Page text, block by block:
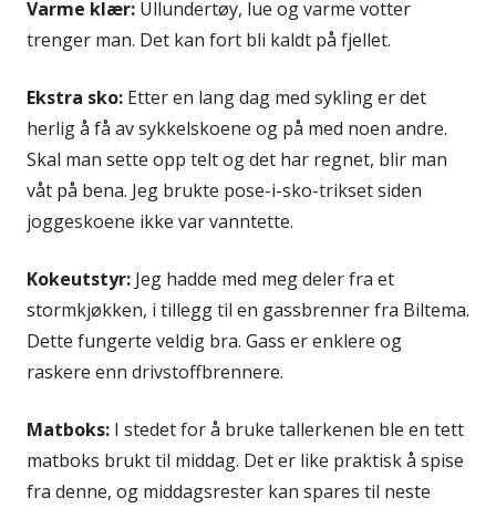
Varme klær: Ullundertøy, lue og varme votter
trenger man. Det kan fort bli kaldt på fjellet.
Ekstra sko: Etter en lang dag med sykling er det
herlig å få av sykkelskoene og på med noen andre.
Skal man sette opp telt og det har regnet, blir man
våt på bena. Jeg brukte pose-i-sko-trikset siden
joggeskoene ikke var vanntette.
Kokeutstyr: Jeg hadde med meg deler fra et
stormkjøkken, i tillegg til en gassbrenner fra Biltema.
Dette fungerte veldig bra. Gass er enklere og
raskere enn drivstoffbrennere.
Matboks: I stedet for å bruke tallerkenen ble en tett
matboks brukt til middag. Det er like praktisk å spise
fra denne, og middagsrester kan spares til neste